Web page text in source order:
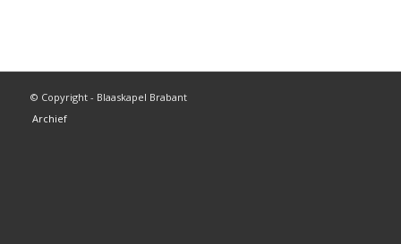
© Copyright - Blaaskapel Brabant
Archief